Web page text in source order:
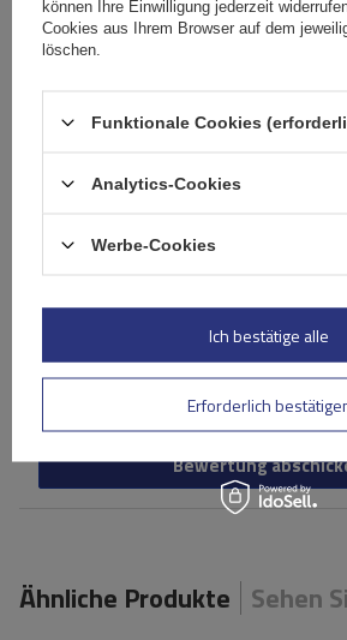
Inhalt Ihrer Bewertung
Ihr Produktfoto hinzufügen:
Ihre E-Mail-Adresse
Bewertung
Ähnliche Produkte Sehen
können Ihre Einwilligung jederzeit
Cookies aus Ihrem Browser auf dem
löschen.
Funktionale Cookies
Analytics-Cookies
Werbe-Cookies
Erforderlich
Ich bestätige alle